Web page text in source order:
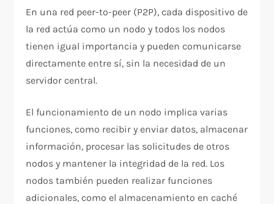
En una red peer-to-peer (P2P), cada dispositivo de
la red actúa como un nodo y todos los nodos
tienen igual importancia y pueden comunicarse
directamente entre sí, sin la necesidad de un
servidor central.
El funcionamiento de un nodo implica varias
funciones, como recibir y enviar datos, almacenar
información, procesar las solicitudes de otros
nodos y mantener la integridad de la red. Los
nodos también pueden realizar funciones
adicionales, como el almacenamiento en caché